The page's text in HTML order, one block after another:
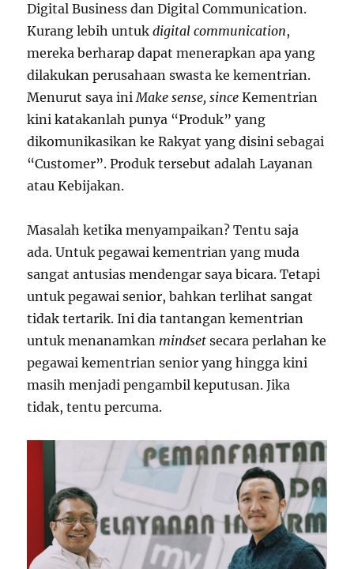
Digital Business dan Digital Communication.
Kurang lebih untukdigital communication,
mereka berharap dapat menerapkan apa yang
dilakukan perusahaan swasta ke kementrian.
Menurut saya iniMake sense, since Kementrian
kini katakanlah punya “Produk” yang
dikomunikasikan ke Rakyat yang disini sebagai
“Customer”. Produk tersebut adalah Layanan
atau Kebijakan.
Masalah ketika menyampaikan? Tentu saja
ada. Untuk pegawai kementrian yang muda
sangat antusias mendengar saya bicara. Tetapi
untuk pegawai senior, bahkan terlihat sangat
tidak tertarik. Ini dia tantangan kementrian
untuk menanamkan mindset secara perlahan ke
pegawai kementrian senior yang hingga kini
masih menjadi pengambil keputusan. Jika
tidak, tentu percuma.